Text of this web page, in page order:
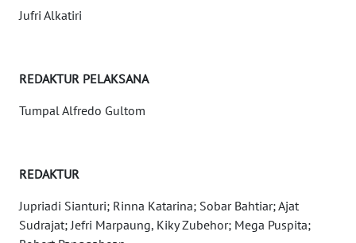
Jufri Alkatiri
REDAKTUR PELAKSANA
Tumpal Alfredo Gultom
REDAKTUR
Jupriadi Sianturi; Rinna Katarina; Sobar Bahtiar; Ajat
Sudrajat; Jefri Marpaung, Kiky Zubehor; Mega Puspita;
PAPUA
BARAT
SERAMBI